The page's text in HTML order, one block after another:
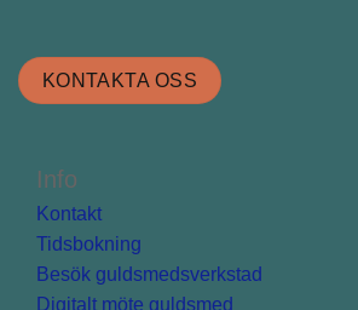
KONTAKTA OSS
Info
Kontakt
Tidsbokning
Besök guldsmedsverkstad
Digitalt möte guldsmed